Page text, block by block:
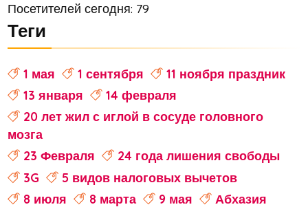
Посетителей сегодня: 79
Теги
1 мая 1 сентября
11 ноября праздник
13 января
14 февраля
20 лет жил с иглой в сосуде головного
мозга
23 Февраля
24 года лишения свободы
3G
5 видов налоговых вычетов
8 июля
8 марта 9 мая
Абхазия